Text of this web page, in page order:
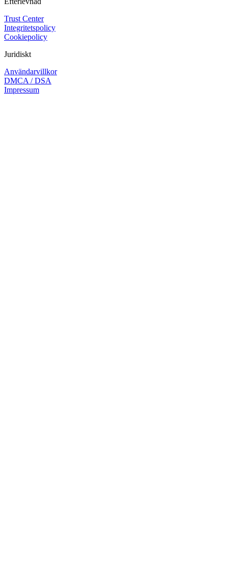
Trust Center
Integritetspolicy
Cookiepolicy
Juridiskt
Användarvillkor
DMCA / DSA
Impressum